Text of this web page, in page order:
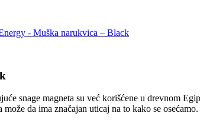
- Muška narukvica – Black
snage magneta su već korišćene u drevnom
da ima značajan uticaj na to kako se